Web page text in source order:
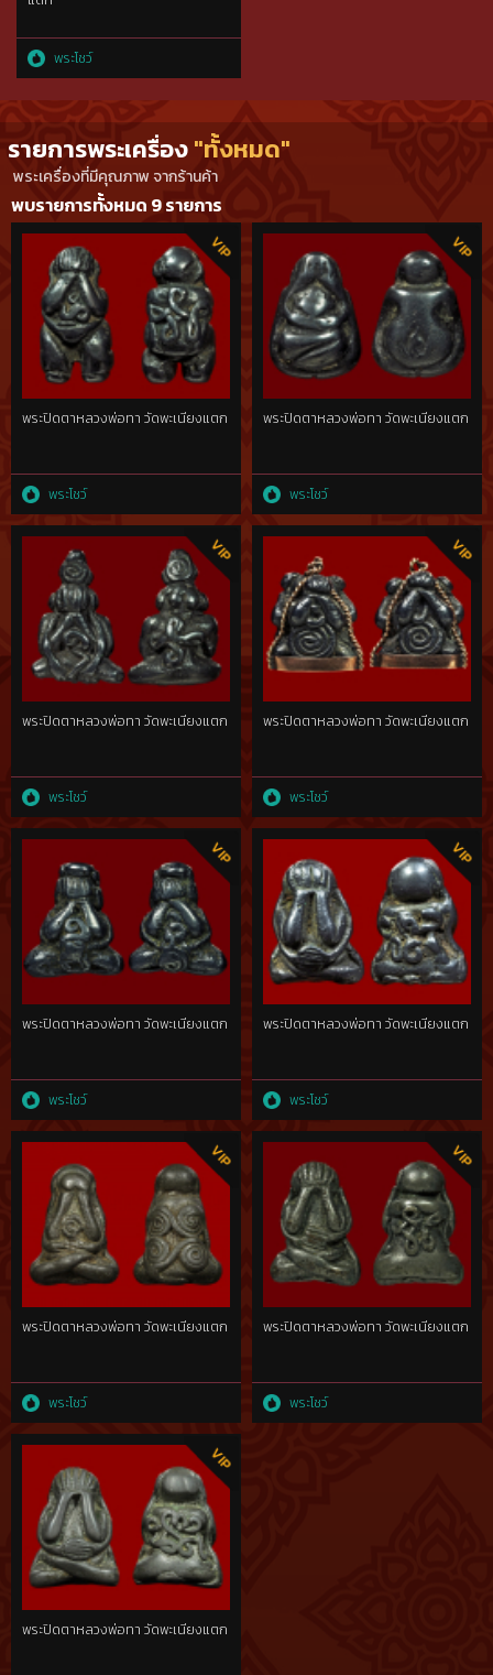
พระโชว์
รายการพระเครื่อง"ทั้งหมด"
พระเครื่องที่มีคุณภาพ จากร้านค้า
พบรายการทั้งหมด 9 รายการ
พระปิดตาหลวงพ่อทา วัดพะเนียงแตก
พระโชว์
พระปิดตาหลวงพ่อทา วัดพะเนียงแตก
พระโชว์
พระปิดตาหลวงพ่อทา วัดพะเนียงแตก
พระโชว์
พระปิดตาหลวงพ่อทา วัดพะเนียงแตก
พระโชว์
พระปิดตาหลวงพ่อทา วัดพะเนียงแตก
พระโชว์
พระปิดตาหลวงพ่อทา วัดพะเนียงแตก
พระโชว์
พระปิดตาหลวงพ่อทา วัดพะเนียงแตก
พระโชว์
พระปิดตาหลวงพ่อทา วัดพะเนียงแตก
พระโชว์
พระปิดตาหลวงพ่อทา วัดพะเนียงแตก